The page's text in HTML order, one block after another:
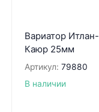
Вариатор Итлан-
Каюр 25мм
Артикул: 79880
В наличии